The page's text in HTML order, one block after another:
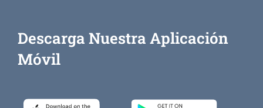
Descarga Nuestra Aplicación
Móvil